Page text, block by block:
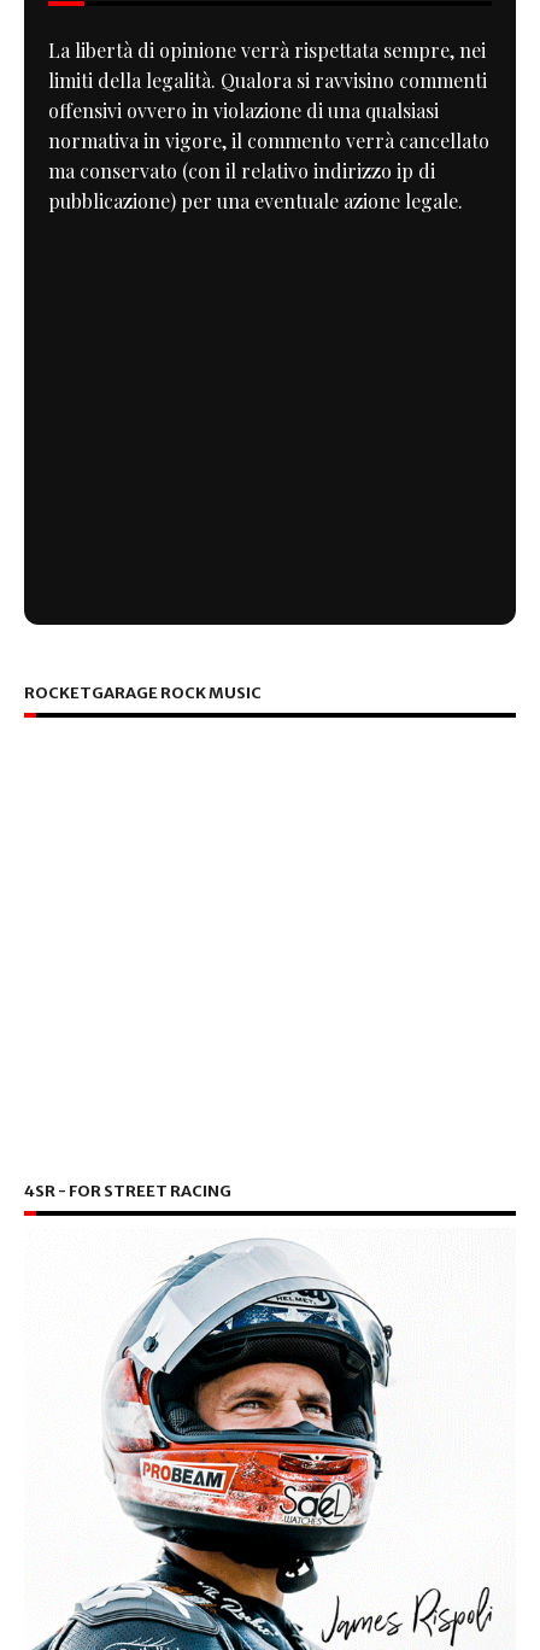
La libertà di opinione verrà rispettata sempre, nei
limiti della legalità. Qualora si ravvisino commenti
offensivi ovvero in violazione di una qualsiasi
normativa in vigore, il commento verrà cancellato
ma conservato (con il relativo indirizzo ip di
pubblicazione) per una eventuale azione legale.
ROCKETGARAGE ROCK MUSIC
4SR - FOR STREET RACING